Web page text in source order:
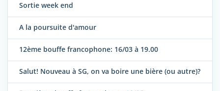
Sortie week end
A la poursuite d'amour
12ème bouffe francophone: 16/03 à 19.00
Salut! Nouveau à SG, on va boire une bière (ou autre)?